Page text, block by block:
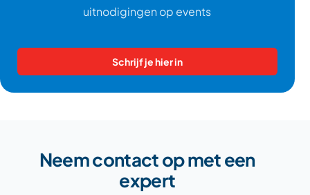
uitnodigingen op events
Schrijf je hier in
Neem contact op met een
expert